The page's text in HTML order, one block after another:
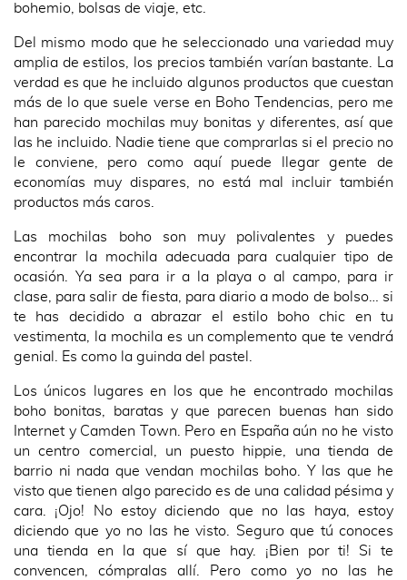
bohemio, bolsas de viaje, etc.
Del mismo modo que he seleccionado una variedad muy
amplia de estilos, los precios también varían bastante. La
verdad es que he incluido algunos productos que cuestan
más de lo que suele verse en Boho Tendencias, pero me
han parecido mochilas muy bonitas y diferentes, así que
las he incluido. Nadie tiene que comprarlas si el precio no
le conviene, pero como aquí puede llegar gente de
economías muy dispares, no está mal incluir también
productos más caros.
Las mochilas boho son muy polivalentes y puedes
encontrar la mochila adecuada para cualquier tipo de
ocasión. Ya sea para ir a la playa o al campo, para ir
clase, para salir de fiesta, para diario a modo de bolso… si
te has decidido a abrazar el estilo boho chic en tu
vestimenta, la mochila es un complemento que te vendrá
genial. Es como la guinda del pastel.
Los únicos lugares en los que he encontrado mochilas
boho bonitas, baratas y que parecen buenas han sido
Internet y Camden Town. Pero en España aún no he visto
un centro comercial, un puesto hippie, una tienda de
barrio ni nada que vendan mochilas boho. Y las que he
visto que tienen algo parecido es de una calidad pésima y
cara. ¡Ojo! No estoy diciendo que no las haya, estoy
diciendo que yo no las he visto. Seguro que tú conoces
una tienda en la que sí que hay. ¡Bien por ti! Si te
convencen, cómpralas allí. Pero como yo no las he